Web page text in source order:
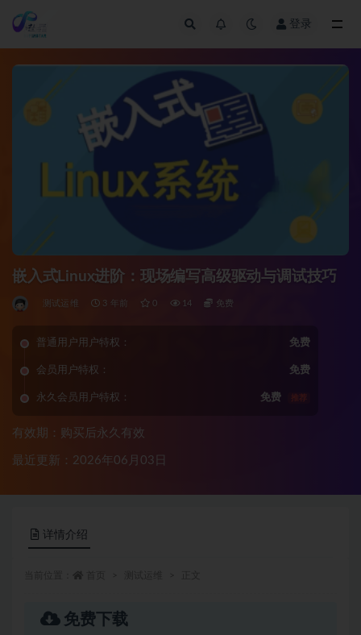
登录
嵌入式Linux进阶：现场编写高级驱动与调试技巧
测试运维 3 年前 0 14 免费
普通用户用户特权： 免费
会员用户特权： 免费
永久会员用户特权： 免费 推荐
有效期：购买后永久有效
最近更新：2026年06月03日
详情介绍
免费下载